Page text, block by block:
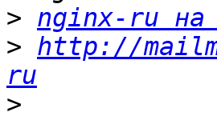
> nginx-ru на
> http://
ru
>